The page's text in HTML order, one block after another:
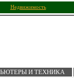
Недвижимость
И ТЕХНИКА